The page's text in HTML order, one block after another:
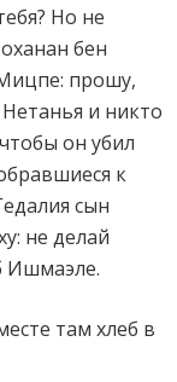
Но не
бен
прошу,
и никто
он убил
к
сын
не делай
Ишмаэле.
там хлеб в